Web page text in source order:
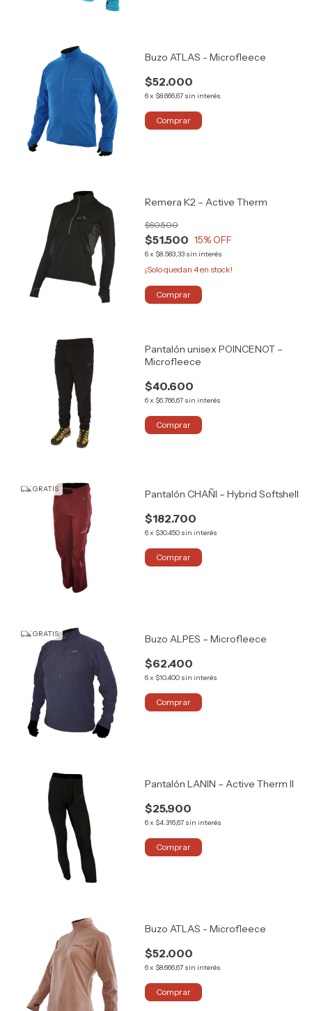
Buzo ATLAS - Microfleece
$52.000
6x $8.666,67 sin interés
Comprar
Remera K2 – Active Therm
$51.500
$60.500
15% OFF
6x $8.583,33 sin interés
¡Solo quedan 4en stock!
Comprar
Pantalón unisex POINCENOT –
Microfleece
$40.600
6x $6.766,67 sin interés
Comprar
GRATIS Pantalón CHAÑI – Hybrid Softshell
$182.700
6x $30.450 sin interés
Comprar
GRATIS Buzo ALPES – Microfleece
$62.400
6x $10.400 sin interés
Comprar
Pantalón LANIN – Active Therm II
$25.900
6x $4.316,67 sin interés
Comprar
Buzo ATLAS - Microfleece
$52.000
6x $8.666,67 sin interés
Comprar